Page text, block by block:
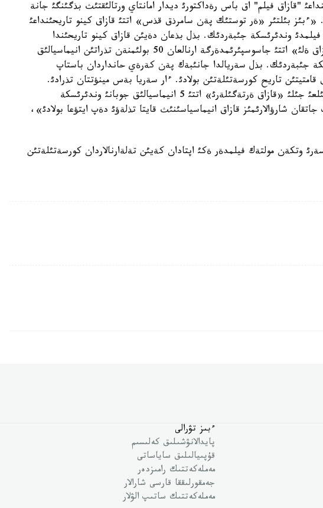
"قازاق فيلم" اق باس رةداكتورئ ديدار امانتاي ورتالئقتئث بذگئنگئ جانة
«ءبئز بئلتئر «ةر توستئك پةن سامرذق قذس» اتتئ قازاق كينو تاريحئنداعئ
وندئرئسكة جئبةردئك. بذل بذعان دةيئن قازاق كينو تاريحئندا
بولعان ةمةس. سونئمةن قاتار، «قازاق ةلئ» اتتئ جاسوسپئرئمدةرگة ارنالعان 50 بولئمنةن تذراتئن انيماسيالئق
جئبةردئك. بذل سةريالدا جانئبةك پةن كةرةي حانداردان باستاپ
قامتيتئن تاريح كورسةتئلةتئن بولادئ. ءار سةريا بةس مينؤتتان تذرادئ.
بئلتئر ءبئز التئ جوبانئ اياقتاساق، بيئلعئ جئلئ «قازاق ةرتةگئلةرئ» اتتئ 5 انيماسيالئق جوبانئ وندئرئسكة
شارؤالارئمئز قازاق انيماسياسئنئث قايتا تذلةؤئ دةپ ايتؤعا بولادئ»،
وتكةن مولتةك فيلمدةر ةكئ اپتادان كةيئن تةلةارنالاردان كورسةتئلةتئن
ءبىز تۋرالى
پايدالانۋشىلىق كەلىسىم
قۇپىيالىلىق ساياساتى
مەملەكەتتىك رامىزدەر
جەمقورلىققا قارسى شارالار
مەملەكەتتىك ساتىپ الۋلار